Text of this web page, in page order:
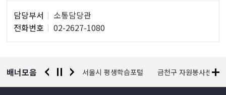
당
자
담당부서
소통담당관
전화번호
02-2627-1080
배너모음
찰청 유실물 통합포털 서울시 평생학습포털 금천구 자원봉사센터